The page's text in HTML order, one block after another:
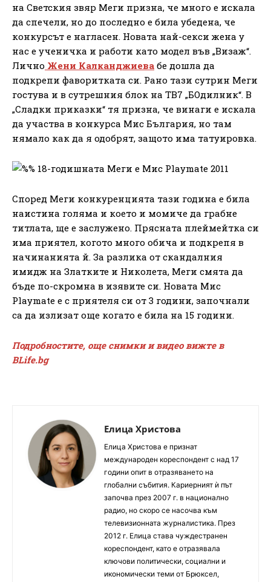
на Светския звяр Меги призна, че много е искала
да спечели, но до последно е била убедена, че
конкурсът е нагласен. Новата най-секси жена у
нас е ученичка и работи като модел във „Визаж“.
Лично Жени Калканджиева бе дошла да
подкрепи фаворитката си. Рано тази сутрин Меги
гостува и в сутрешния блок на ТВ7 „БОдилник“. В
„Сладки приказки“ тя призна, че винаги е искала
да участва в конкурса Мис България, но там
нямало как да я одобрят, защото има татуировка.
Според Меги конкуренцията тази година е била
наистина голяма и което и момиче да грабне
титлата, ще е заслужено. Прясната плеймейтка си
има приятел, когото много обича и подкрепя в
начинанията й. За разлика от скандалния
имидж на Златките и Николета, Меги смята да
бъде по-скромна в изявите си. Новата Мис
Playmate е с приятеля си от 3 години, започнали
са да излизат още когато е била на 15 години.
Подробностите, още снимки и видео вижте в
BLife.bg
Елица Христова
Елица Христова е признат
международен кореспондент с над 17
години опит в отразяването на
глобални събития. Кариерният ѝ път
започва през 2007 г. в национално
радио, но скоро се насочва към
телевизионната журналистика. През
2012 г. Елица става чуждестранен
кореспондент, като е отразявала
ключови политически, социални и
икономически теми от Брюксел,